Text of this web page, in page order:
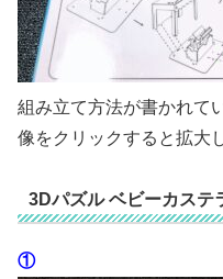
組み立て方法が書かれて
像をクリックすると拡大
3Dパズル ベビーカステ
①